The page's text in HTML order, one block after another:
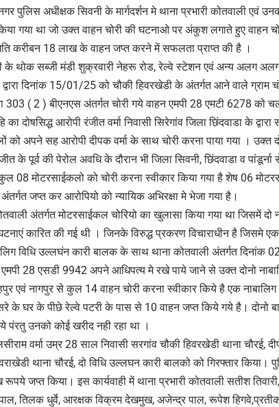
पुलिस अधीक्षक सिवनी के मार्गदर्शन मे थाना प्रभारी कोतवाली एवं
गया था जो उक्त वाहन चोरी की घटनाओ पर अंकुश लगाते हुए वाहन
करीबन 18 लाख के वाहन जप्त करने में सफलता प्राप्त की है ।
थोक सब्जी मंडी शुक्रवारी नेहरू रोड, रेल्वे स्टेशन एवं अन्य अलग अलग
दिनांक 15/01/25 को चौकी हिवरखेडी के अंतर्गत आने वाले ग्राम
( 2 ) बीएनएस अंतर्गत चोरी गये वाहन एमपी 28 एमटी 6278 को
का दोषसिद्ध आरोपी रंजीत वर्मा निवासी सिरेगांव जिला छिंदवाडा के
को अपने सह आरोपी दीपक वर्मा के साथ चोरी करना पाया गया । उक्त
के पूर्व की पेरोल अवधि के दौरान भी जिला सिवनी, छिंदवाडा व
08 मोटरसाईकलो को चोरी करना स्वीकार किया गया है शेष 06
जप्त कर आरोपियो को न्यायिक अभिरक्षा मे भेजा गया है।
अंतर्गत मोटरसाईकल चोरियो का खुलासा किया गया था जिसमें दो
कारित की गई थी । जिनके विरुद्ध प्रकरण विचाराधीन है जिसमे
विधि उल्लघंन कारी बालक के साथ थाना कोतवाली अंतर्गत
28 एसडी 9942 अपने आधिपत्य मे रखे पाये जाने से उक्त दोनो
एवं नागपुर से कुल 14 वाहन चोरी करना स्वीकार किये है एक
के घर के पीछे रेल्वे पटरी के पास से 10 वाहन जप्त किये गये है। दोनो
पंरतु उनको कोई खरीद नही रहा था ।
वर्मा उम्र 28 साल निवासी सरगांव चौकी हिवरखेडी थाना चौरई,
थाना चौरई, दो विधि उल्लघन कारी बालको को गिरफ्तार
जप्त किया। इस कार्यवाही में थाना प्रभारी कोतवाली सतीश
तिलक धुर्वे, आरक्षक विक्रम देखमुख, अजेन्द्र पाल, रूपेश